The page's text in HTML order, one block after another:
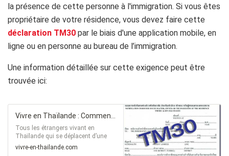
la présence de cette personne à l'immigration. Si vous êtes
propriétaire de votre résidence, vous devez faire cette
déclaration TM30 par le biais d'une application mobile, en
ligne ou en personne au bureau de l’immigration.
Une information détaillée sur cette exigence peut être
trouvée ici:
Tous les étrangers vivant en
Thaïlande qui se déplacent d’une
province à une autre dont la durée
vivre-en-thailande.com